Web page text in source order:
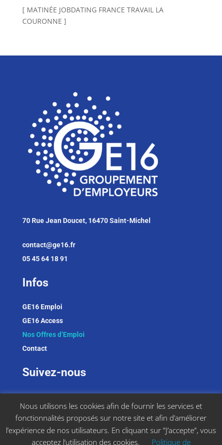
[ MATINÉE JOBDATING FRANCE TRAVAIL LA
COURONNE ]
70 Rue Jean Doucet, 16470 Saint-Michel
contact@ge16.fr
05 45 64 18 91
Infos
GE16 Emploi
GE16 Access
Nos Offres d’Emploi
Contact
Suivez-nous
LinkedIn
Facebook
Nous utilisons les cookies afin de fournir les services et
fonctionnalités proposés sur notre site et afin d’améliorer
l’expérience de nos utilisateurs. En cliquant sur ”J’accepte”, vous
acceptez l’utilisation des cookies.
Politique de